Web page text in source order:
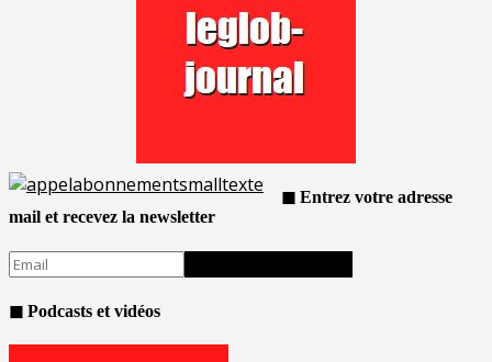
◼ Entrez votre adresse
mail et recevez la newsletter
◼ Podcasts et vidéos